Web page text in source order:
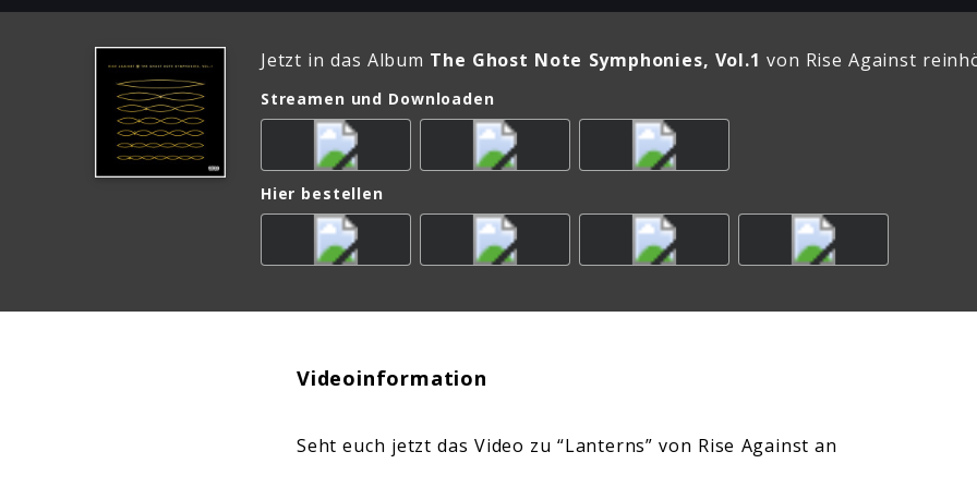
Jetzt in das Album The Ghost Note Symphonies, Vol.1 von Rise Against
Streamen und Downloaden
Hier bestellen
Videoinformation
Seht euch jetzt das Video zu “Lanterns” von Rise Against an